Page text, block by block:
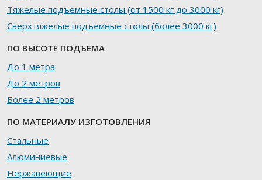
Тяжелые подъемные столы (от 1500 кг до 3000 кг)
Сверхтяжелые подъемные столы (более 3000 кг)
ПО ВЫСОТЕ ПОДЪЕМА
До 1 метра
До 2 метров
Более 2 метров
ПО МАТЕРИАЛУ ИЗГОТОВЛЕНИЯ
Стальные
Алюминиевые
Нержавеющие